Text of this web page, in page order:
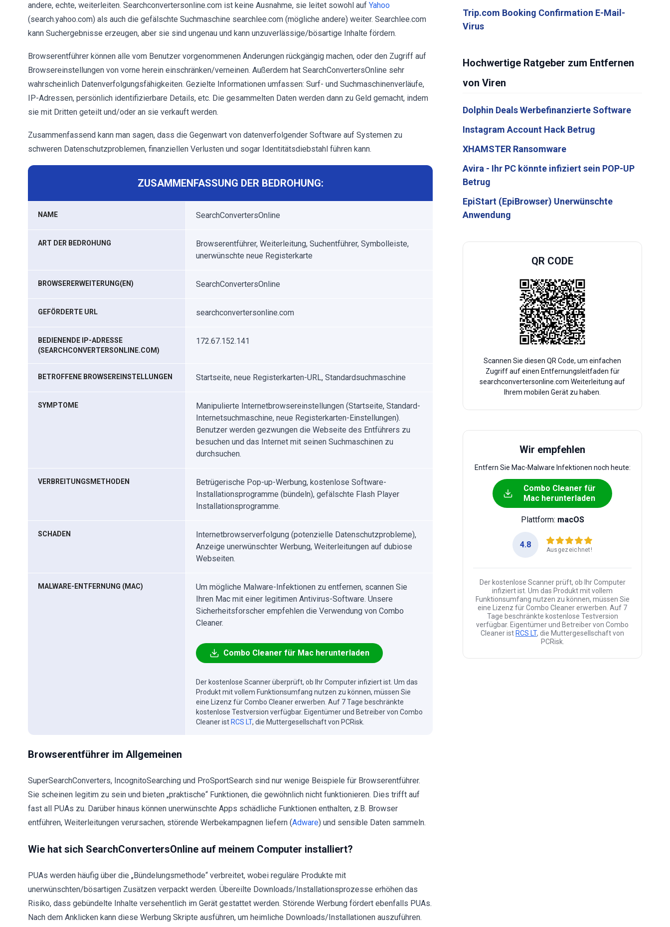
andere, echte, weiterleiten. Searchconvertersonline.com ist keine Ausnahme, sie leitet sowohl auf Yahoo
(search.yahoo.com) als auch die gefälschte Suchmaschine searchlee.com (mögliche andere) weiter. Searchlee.com
kann Suchergebnisse erzeugen, aber sie sind ungenau und kann unzuverlässige/bösartige Inhalte fördern.
Browserentführer können alle vom Benutzer vorgenommenen Änderungen rückgängig machen, oder den Zugriff auf
Browsereinstellungen von vorne herein einschränken/verneinen. Außerdem hat SearchConvertersOnline sehr
wahrscheinlich Datenverfolgungsfähigkeiten. Gezielte Informationen umfassen: Surf- und Suchmaschinenverläufe,
IP-Adressen, persönlich identifizierbare Details, etc. Die gesammelten Daten werden dann zu Geld gemacht, indem
sie mit Dritten geteilt und/oder an sie verkauft werden.
Zusammenfassend kann man sagen, dass die Gegenwart von datenverfolgender Software auf Systemen zu
schweren Datenschutzproblemen, finanziellen Verlusten und sogar Identitätsdiebstahl führen kann.
ZUSAMMENFASSUNG DER BEDROHUNG:
NAME SearchConvertersOnline
ART DER BEDROHUNG
Browserentführer, Weiterleitung, Suchentführer, Symbolleiste,
unerwünschte neue Registerkarte
BROWSERERWEITERUNG(EN) SearchConvertersOnline
GEFÖRDERTE URL searchconvertersonline.com
BEDIENENDE IP-ADRESSE
(SEARCHCONVERTERSONLINE.COM)
172.67.152.141
BETROFFENE BROWSEREINSTELLUNGEN Startseite, neue Registerkarten-URL, Standardsuchmaschine
SYMPTOME
Manipulierte Internetbrowsereinstellungen (Startseite, Standard-
Internetsuchmaschine, neue Registerkarten-Einstellungen).
Benutzer werden gezwungen die Webseite des Entführers zu
besuchen und das Internet mit seinen Suchmaschinen zu
durchsuchen.
VERBREITUNGSMETHODEN
Betrügerische Pop-up-Werbung, kostenlose Software-
Installationsprogramme (bündeln), gefälschte Flash Player
Installationsprogramme.
SCHADEN
Internetbrowserverfolgung (potenzielle Datenschutzprobleme),
Anzeige unerwünschter Werbung, Weiterleitungen auf dubiose
Webseiten.
MALWARE-ENTFERNUNG (MAC)
Um mögliche Malware-Infektionen zu entfernen, scannen Sie
Ihren Mac mit einer legitimen Antivirus-Software. Unsere
Sicherheitsforscher empfehlen die Verwendung von Combo
Cleaner.
Combo Cleaner für Mac herunterladen
Der kostenlose Scanner überprüft, ob Ihr Computer infiziert ist. Um das
Produkt mit vollem Funktionsumfang nutzen zu können, müssen Sie
eine Lizenz für Combo Cleaner erwerben. Auf 7 Tage beschränkte
kostenlose Testversion verfügbar. Eigentümer und Betreiber von Combo
Cleaner ist RCS LT, die Muttergesellschaft von PCRisk.
Browserentführer im Allgemeinen
SuperSearchConverters, IncognitoSearching und ProSportSearch sind nur wenige Beispiele für Browserentführer.
Sie scheinen legitim zu sein und bieten „praktische“ Funktionen, die gewöhnlich nicht funktionieren. Dies trifft auf
fast all PUAs zu. Darüber hinaus können unerwünschte Apps schädliche Funktionen enthalten, z.B. Browser
entführen, Weiterleitungen verursachen, störende Werbekampagnen liefern (Adware) und sensible Daten sammeln.
Wie hat sich SearchConvertersOnline auf meinem Computer installiert?
PUAs werden häufig über die „Bündelungsmethode“ verbreitet, wobei reguläre Produkte mit
unerwünschten/bösartigen Zusätzen verpackt werden. Übereilte Downloads/Installationsprozesse erhöhen das
Risiko, dass gebündelte Inhalte versehentlich im Gerät gestattet werden. Störende Werbung fördert ebenfalls PUAs.
Nach dem Anklicken kann diese Werbung Skripte ausführen, um heimliche Downloads/Installationen auszuführen.
Trip.com Booking Confirmation E-Mail-
Virus
Hochwertige Ratgeber zum Entfernen
von Viren
Dolphin Deals Werbefinanzierte Software
Instagram Account Hack Betrug
XHAMSTER Ransomware
Avira - Ihr PC könnte infiziert sein POP-UP
Betrug
EpiStart (EpiBrowser) Unerwünschte
Anwendung
QR CODE
Scannen Sie diesen QR Code, um einfachen
Zugriff auf einen Entfernungsleitfaden für
searchconvertersonline.com Weiterleitung auf
Ihrem mobilen Gerät zu haben.
Wir empfehlen
Entfern Sie Mac-Malware Infektionen noch heute:
Combo Cleaner für
Mac herunterladen
Plattform: macOS
4.8
Ausgezeichnet!
Der kostenlose Scanner prüft, ob Ihr Computer
infiziert ist. Um das Produkt mit vollem
Funktionsumfang nutzen zu können, müssen Sie
eine Lizenz für Combo Cleaner erwerben. Auf 7
Tage beschränkte kostenlose Testversion
verfügbar. Eigentümer und Betreiber von Combo
Cleaner ist RCS LT, die Muttergesellschaft von
PCRisk.